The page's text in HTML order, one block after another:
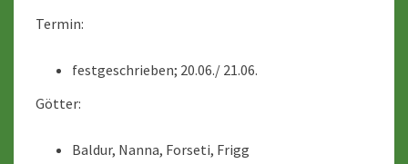
Termin:
festgeschrieben; 20.06./ 21.06.
Götter:
Baldur, Nanna, Forseti, Frigg